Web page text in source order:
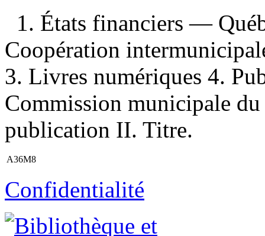
1. États financiers —
Coopération
3. Livres numériques 4.
Commission municipale du
publication II. Titre.
A36M8
Confidentialité